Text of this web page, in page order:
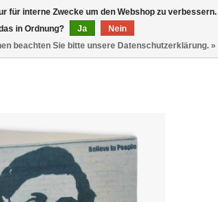
0
für interne Zwecke um den Webshop zu verbessern.
in Ordnung?
Ja
Nein
beachten Sie bitte unsere Datenschutzerklärung. »